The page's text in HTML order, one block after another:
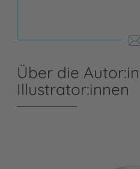
Über die
Illustrator:innen